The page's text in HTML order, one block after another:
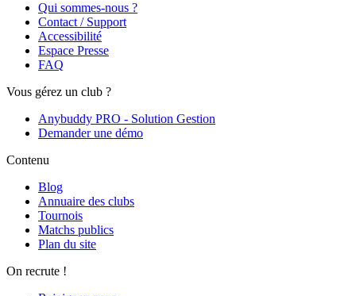
Qui sommes-nous ?
Contact / Support
Accessibilité
Espace Presse
FAQ
Vous gérez un club ?
Anybuddy PRO - Solution Gestion
Demander une démo
Contenu
Blog
Annuaire des clubs
Tournois
Matchs publics
Plan du site
On recrute !